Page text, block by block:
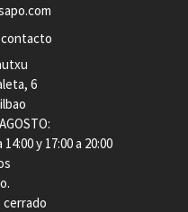
contacto
6
y 17:00 a 20:00
cerrado